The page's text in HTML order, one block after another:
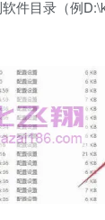
件目录（例